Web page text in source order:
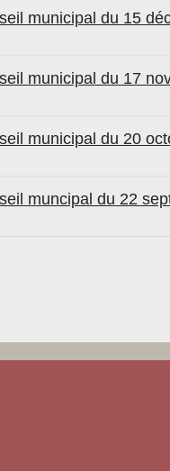
municipal du 15
municipal du 17
municipal du 20
muncipal du 22